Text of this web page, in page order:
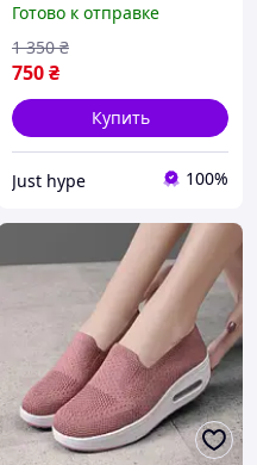
мокасины размер 37
розовые Код 68-1022
Готово к отправке
750₴
1 350 ₴
Купить
Just hype 100%